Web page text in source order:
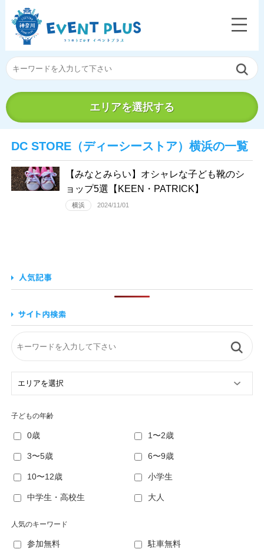
エリアを選択する
DC STORE（ディーシーストア）横浜の一覧
【みなとみらい】オシャレな子ども靴のシ
ョップ5選【KEEN・PATRICK】
横浜 2024/11/01
子どもの年齢
0歳 1〜2歳
3〜5歳 6〜9歳
10〜12歳 小学生
中学生・高校生 大人
人気のキーワード
参加無料 駐車無料